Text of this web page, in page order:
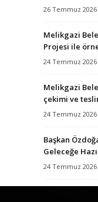
26 Temmuz 2026
Melikgazi
Projesi ile
24 Temmuz 2026
Melikgazi
çekimi ve
24 Temmuz 2026
Başkan
Geleceğe
24 Temmuz 2026